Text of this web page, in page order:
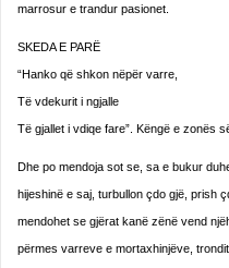
marrosur e trandur pasionet.
SKEDA E PARË
“Hanko që shkon nëpër varre,
Të vdekurit i ngjalle
Të gjallet i vdiqe fare”. Këngë e zonës
Dhe po mendoja sot se, sa e bukur
hijeshinë e saj, turbullon çdo gjë, prish
mendohet se gjërat kanë zënë vend
përmes varreve e mortaxhinjëve,